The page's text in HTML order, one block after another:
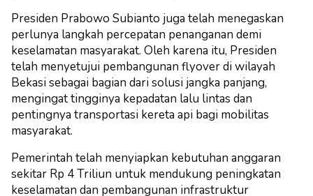
Presiden Prabowo Subianto juga telah menegaskan
perlunya langkah percepatan penanganan demi
keselamatan masyarakat. Oleh karena itu, Presiden
telah menyetujui pembangunan flyover di wilayah
Bekasi sebagai bagian dari solusi jangka panjang,
mengingat tingginya kepadatan lalu lintas dan
pentingnya transportasi kereta api bagi mobilitas
masyarakat.
Pemerintah telah menyiapkan kebutuhan anggaran
sekitar Rp 4 Triliun untuk mendukung peningkatan
keselamatan dan pembangunan infrastruktur